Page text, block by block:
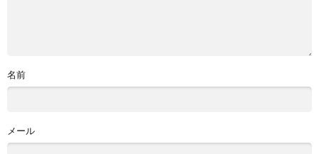
名前
メール